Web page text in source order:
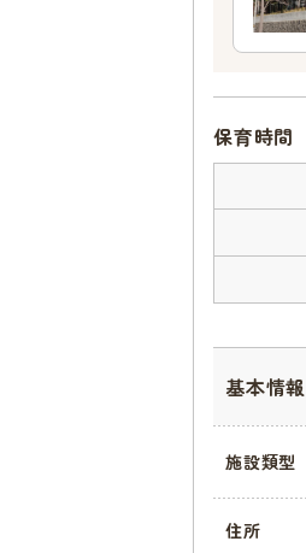
保育時間
基本情報
施設類型
住所